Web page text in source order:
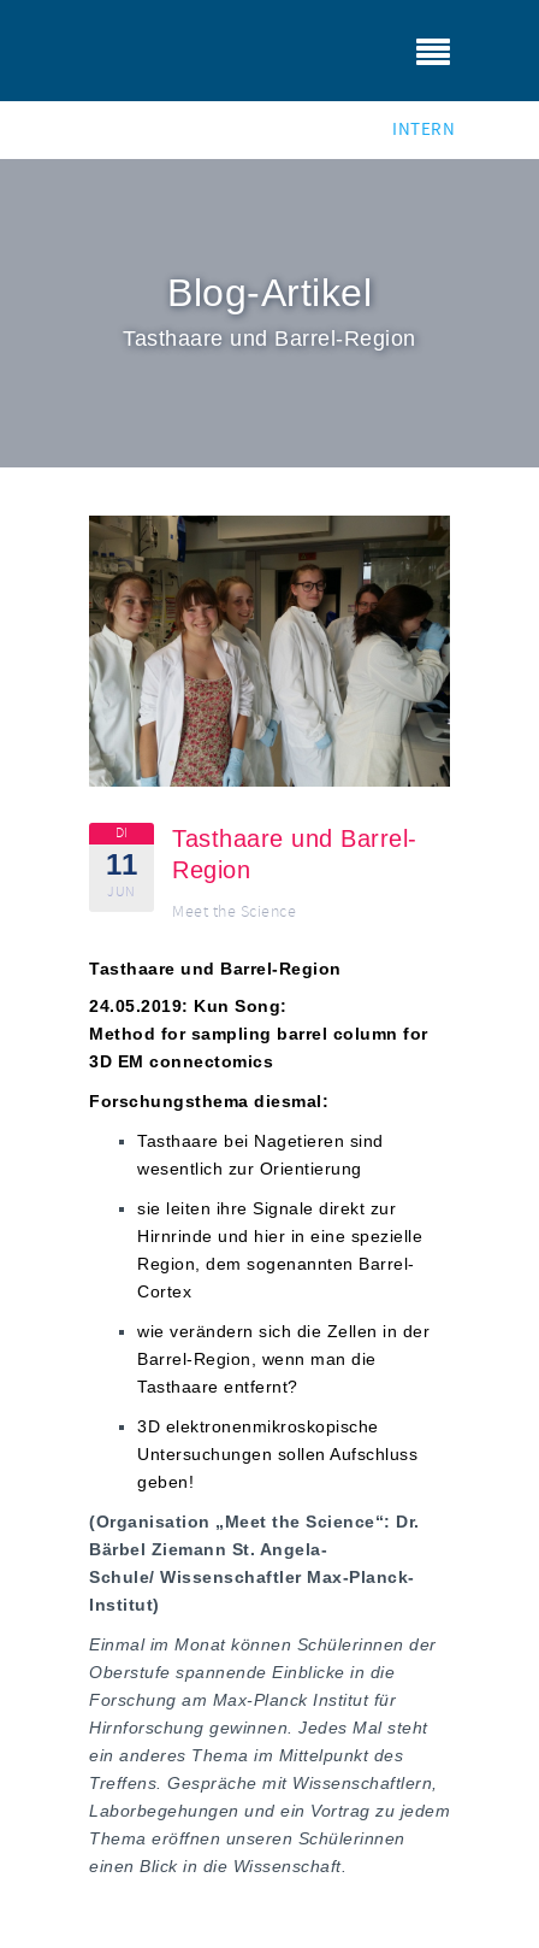
INTERN
Blog-Artikel
Tasthaare und Barrel-Region
DI
11
JUN
Tasthaare und Barrel-
Region
Meet the Science
Tasthaare und Barrel-Region
24.05.2019: Kun Song:
Method for sampling barrel column for
3D EM connectomics
Forschungsthema diesmal:
Tasthaare bei Nagetieren sind
wesentlich zur Orientierung
sie leiten ihre Signale direkt zur
Hirnrinde und hier in eine spezielle
Region, dem sogenannten Barrel-
Cortex
wie verändern sich die Zellen in der
Barrel-Region, wenn man die
Tasthaare entfernt?
3D elektronenmikroskopische
Untersuchungen sollen Aufschluss
geben!
(Organisation „Meet the Science“: Dr.
Bärbel Ziemann St. Angela-
Schule/ Wissenschaftler Max-Planck-
Institut)
Einmal im Monat können Schülerinnen der
Oberstufe spannende Einblicke in die
Forschung am Max-Planck Institut für
Hirnforschung gewinnen. Jedes Mal steht
ein anderes Thema im Mittelpunkt des
Treffens. Gespräche mit Wissenschaftlern,
Laborbegehungen und ein Vortrag zu jedem
Thema eröffnen unseren Schülerinnen
einen Blick in die Wissenschaft.